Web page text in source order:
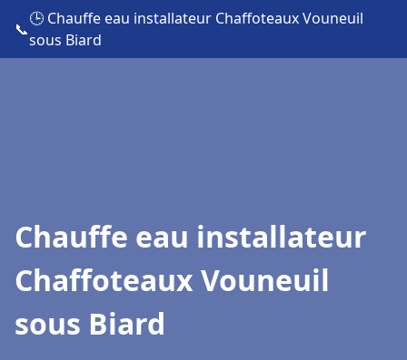
📞
🕒 Chauffe eau installateur Chaffoteaux Vouneuil
sous Biard
Chauffe eau installateur
Chaffoteaux Vouneuil
sous Biard